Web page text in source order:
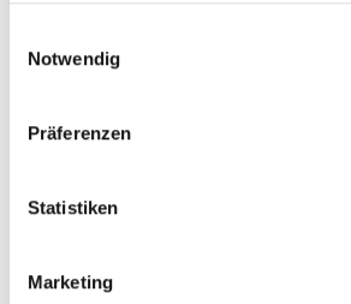
Notwendig
Präferenzen
Statistiken
Marketing
Anfahrt
Anzahl Betten: 181
Vollstationäre Fallzahl: 6.207